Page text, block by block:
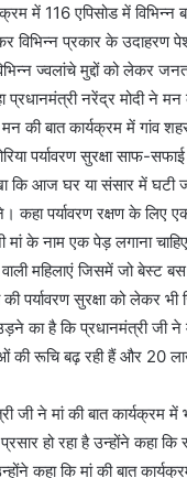
में 116 एपिसोड में विभिन्न
विभिन्न प्रकार के उदाहरण
ज्वलांचे मुद्दों को लेकर
नरेंद्र मोदी ने
की बात कार्यक्रम में गांव
पर्यावरण सुरक्षा साफ-
कि आज घर या संसार में
कहा पर्यावरण रक्षण के
के नाम एक पेड़ लगाना
महिलाएं जिसमें जो बेस्ट बस
पर्यावरण सुरक्षा को लेकर
का है कि प्रधानमंत्री जी
रूचि बढ़ रही हैं और 20
जी ने मां की बात कार्यक्रम
हो रहा है उन्होंने कहा
कहा कि मां की बात